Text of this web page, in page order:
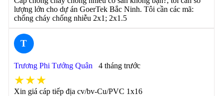
lượng lớn cho dự án GoerTek Bắc Ninh. Tôi cần các mã:
chống cháy chống nhiễu 2x1; 2x1.5
T
Trương Phi Tướng Quân 4 tháng trước
★★★
Xin giá cáp tiếp địa cv/bv-Cu/PVC 1x16